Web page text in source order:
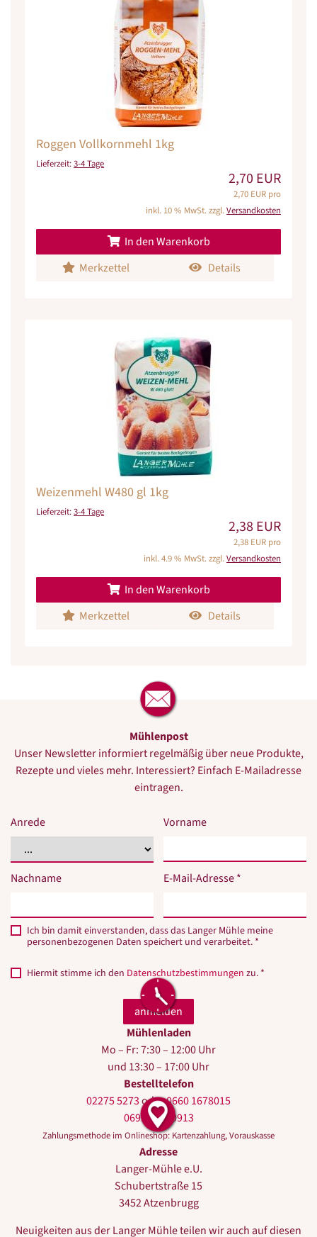
Roggen Vollkornmehl 1kg
Lieferzeit:3-4 Tage
2,70 EUR
2,70 EUR pro
inkl. 10 % MwSt. zzgl.Versandkosten
In den Warenkorb
Merkzettel
Details
Weizenmehl W480 gl 1kg
Lieferzeit:3-4 Tage
2,38 EUR
2,38 EUR pro
inkl. 4.9 % MwSt. zzgl.Versandkosten
In den Warenkorb
Merkzettel
Details
Mühlenpost
Unser Newsletter informiert regelmäßig über neue Produkte,
Rezepte und vieles mehr. Interessiert? Einfach E-Mailadresse
eintragen.
Anrede Vorname
Nachname E-Mail-Adresse *
Ich bin damit einverstanden, dass das Langer Mühle meine
personenbezogenen Daten speichert und verarbeitet. *
Hiermit stimme ich den Datenschutzbestimmungen zu. *
Mühlenladen
Mo – Fr: 7:30 – 12:00 Uhr
und 13:30 – 17:00 Uhr
Bestelltelefon
02275 5273oder0660 1678015
0699 10440913
Zahlungsmethode im Onlineshop: Kartenzahlung, Vorauskasse
Adresse
Langer-Mühle e.U.
Schubertstraße 15
3452 Atzenbrugg
Neuigkeiten aus der Langer Mühle teilen wir auch auf diesen